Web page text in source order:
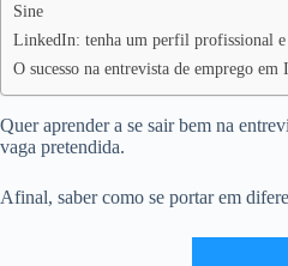
Sine
LinkedIn: tenha um perfil profissional e
O sucesso na entrevista de emprego em
Quer aprender a se sair bem na
vaga pretendida.
Afinal, saber como se portar em